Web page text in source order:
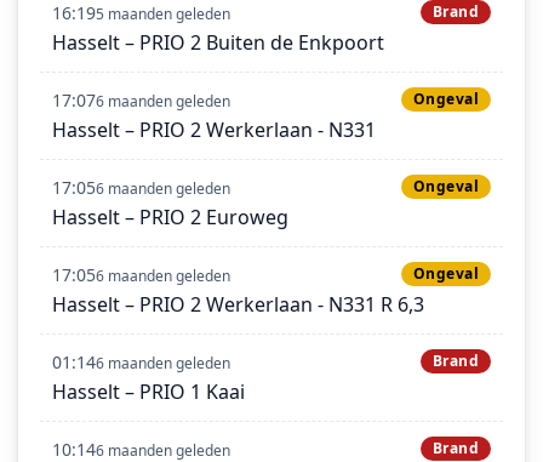
16:195 maanden geleden Brand
Hasselt – PRIO 2 Buiten de Enkpoort
17:076 maanden geleden Ongeval
Hasselt – PRIO 2 Werkerlaan - N331
17:056 maanden geleden Ongeval
Hasselt – PRIO 2 Euroweg
17:056 maanden geleden Ongeval
Hasselt – PRIO 2 Werkerlaan - N331 R 6,3
01:146 maanden geleden Brand
Hasselt – PRIO 1 Kaai
10:146 maanden geleden Brand